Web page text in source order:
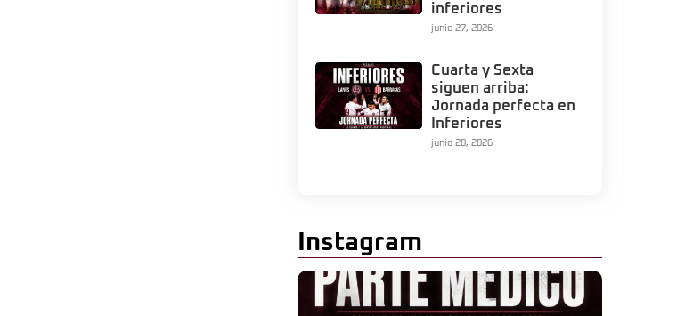
inferiores
junio 27, 2026
Cuarta y Sexta
siguen arriba:
Jornada perfecta en
Inferiores
junio 20, 2026
Instagram